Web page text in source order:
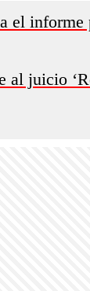
el
al juicio